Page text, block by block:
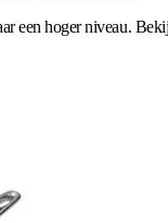
een hoger niveau.